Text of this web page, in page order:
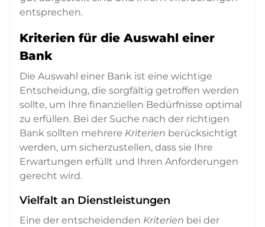
entsprechen.
Kriterien für die Auswahl einer
Bank
Die Auswahl einer Bank ist eine wichtige
Entscheidung, die sorgfältig getroffen werden
sollte, um Ihre finanziellen Bedürfnisse optimal
zu erfüllen. Bei der Suche nach der richtigen
Bank sollten mehrere Kriterien berücksichtigt
werden, um sicherzustellen, dass sie Ihre
Erwartungen erfüllt und Ihren Anforderungen
gerecht wird.
Vielfalt an Dienstleistungen
Eine der entscheidenden Kriterien bei der